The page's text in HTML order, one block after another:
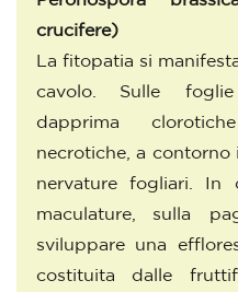
crucifere)
La fitopatia si
cavolo. Sulle
dapprima
necrotiche, a
nervature fogliari. In
maculature, sulla
sviluppare una
costituita dalle